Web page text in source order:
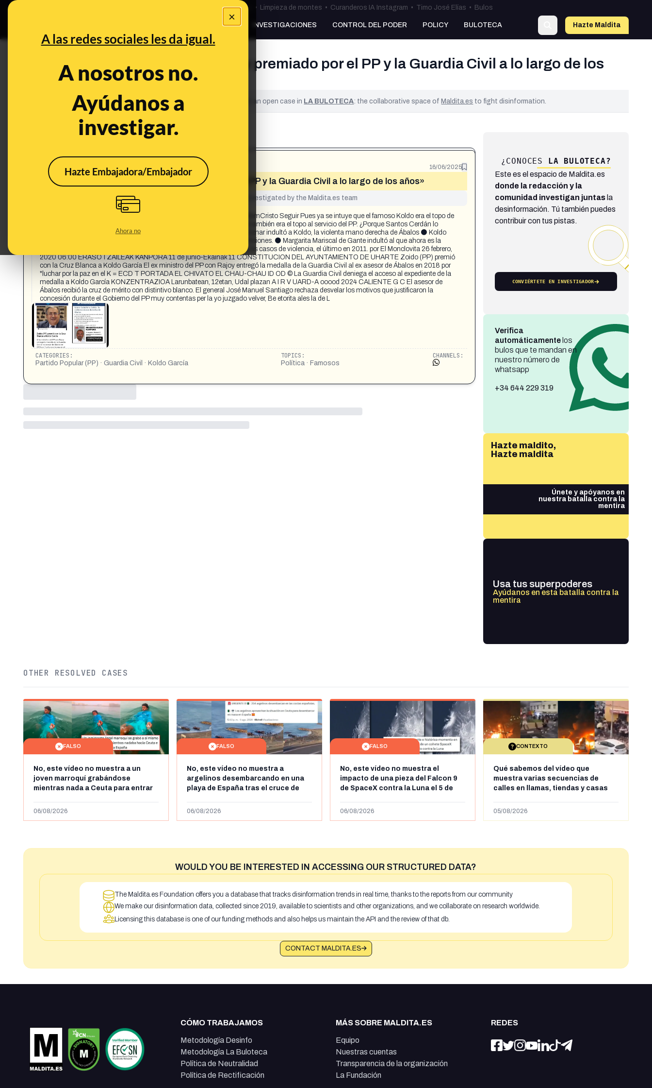
×
A las redes sociales les da igual.
A nosotros no.
Ayúdanos a
investigar.
Hazte Embajadora/Embajador
Ahora no
Bulos Ceuta • Limpieza de montes • Curanderos IA Instagram • Timo José Elías • Bulos
PREBUNKING INVESTIGACIONES CONTROL DEL PODER POLICY BULOTECA Hazte Maldita
¿Koldo García ha sido protegido y premiado por el PP y la Guardia Civil a lo largo de los
años?
This content has NOT yet been verified. It is an open case in LA BULOTECA: the collaborative space ofMaldita.es to fight disinformation.
What's being said: 16/06/2025
«Koldo García ha sido protegido y premiado por el PP y la Guardia Civil a lo largo de los años»
This content has not yet been investigated by the Maldita.es team
t? JACQUELINE ABOGADA reposteado Guillem #FreePalestine @GuillemCristo Seguir Pues ya se intuye que el famoso Koldo era el topo de
los UCOs que trabajan para el Partido Popular lo que lleva a pensar que también era el topo al servicio del PP. ¿Porque Santos Cerdán lo
apoyaba?, lo sabía ESPIRAL21 | = = Amoncloa Juan Ignacio Zoido. Q Aznar indultó a Koldo, la violenta mano derecha de Ábalos ⚫ Koldo
García Izaguirre está condenado a dos años de prisión por un delito de lesiones. ⚫ Margarita Mariscal de Gante indultó al que ahora es la
mano derecha de José Luis Ábalos. ⚫ Koldo ha sido denunciado por más casos de violencia, el último en 2011. por El Monclovita 26 febrero,
2020 06:00 ERASOTZAILEAK KANPORA 11 de junio-Ekainak 11 CONSTITUCION DEL AYUNTAMIENTO DE UHARTE Zoido (PP) premió
con la Cruz Blanca a Koldo García El ex ministro del PP con Rajoy entregó la medalla de la Guardia Civil al ex asesor de Ábalos en 2018 por
"luchar por la paz en el K = ECD T PORTADA EL CHIVATO EL CHAU-CHAU ID OD © La Guardia Civil deniega el acceso al expediente de la
medalla a Koldo García KONZENTRAZIOA Larunbatean, 12etan, Udal plazan A I R V UARD-A ooood 2024 CALIENTE G C El asesor de
Ábalos recibió la cruz de mérito con distintivo blanco. El general José Manuel Santiago rechaza desvelar los motivos que justificaron la
concesión durante el Gobierno del PP muy contentas per la yo juzgado velver, Be etorita ales la de L
CATEGORIES:
Partido Popular (PP) · Guardia Civil · Koldo García
TOPICS:
Política · Famosos
CHANNELS:
¿CONOCES LA BULOTECA?
Este es el espacio de Maldita.es
donde la redacción y la
comunidad investigan juntasla
desinformación. Tú también puedes
contribuir con tus pistas.
CONVIÉRTETE EN INVESTIGADOR
Verifica
automáticamentelos
bulos que te mandan en
nuestro número de
whatsapp
+34 644 229 319
Hazte maldito,
Hazte maldita
Únete y apóyanos en
nuestra batalla contra la
mentira
Usa tus superpoderes
Ayúdanos en esta batalla contra la
mentira
OTHER RESOLVED CASES
FALSO
No, este vídeo no muestra a un
joven marroquí grabándose
mientras nada a Ceuta para entrar
más de 450km de Ceuta y el autor lo
06/08/2026
FALSO
No, este vídeo no muestra a
argelinos desembarcando en una
playa de España tras el cruce de
de julio de 2026: son imágenes de
06/08/2026
FALSO
No, este vídeo no muestra el
impacto de una pieza del Falcon 9
de SpaceX contra la Luna el 5 de
menos abril de 2026
06/08/2026
CONTEXTO
Qué sabemos del vídeo que
muestra varias secuencias de
calles en llamas, tiendas y casas
supuestamente en España tras la
05/08/2026
WOULD YOU BE INTERESTED IN ACCESSING OUR STRUCTURED DATA?
The Maldita.es Foundation offers you a database that tracks disinformation trends in real time, thanks to the reports from our community
We make our disinformation data, collected since 2019, available to scientists and other organizations, and we collaborate on research worldwide.
Licensing this database is one of our funding methods and also helps us maintain the API and the review of that db.
CONTACT MALDITA.ES
CÓMO TRABAJAMOS
Metodología Desinfo
Metodología La Buloteca
Política de Neutralidad
Política de Rectificación
MÁS SOBRE MALDITA.ES
Equipo
Nuestras cuentas
Transparencia de la organización
La Fundación
REDES